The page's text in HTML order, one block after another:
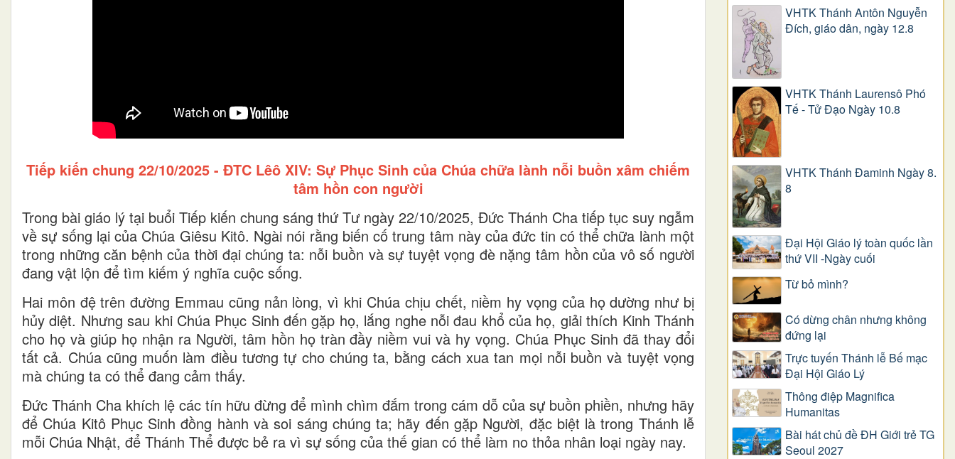
Tiếp kiến chung 22/10/2025 - ĐTC Lêô XIV: Sự Phục Sinh của Chúa chữa lành nỗi buồn xâm chiếm
tâm hồn con người
Trong bài giáo lý tại buổi Tiếp kiến chung sáng thứ Tư ngày 22/10/2025, Đức Thánh Cha tiếp tục suy ngẫm
về sự sống lại của Chúa Giêsu Kitô. Ngài nói rằng biến cố trung tâm này của đức tin có thể chữa lành một
trong những căn bệnh của thời đại chúng ta: nỗi buồn và sự tuyệt vọng đè nặng tâm hồn của vô số người
đang vật lộn để tìm kiếm ý nghĩa cuộc sống.
Hai môn đệ trên đường Emmau cũng nản lòng, vì khi Chúa chịu chết, ​​niềm hy vọng của họ dường như bị
hủy diệt. Nhưng sau khi Chúa Phục Sinh đến gặp họ, lắng nghe nỗi đau khổ của họ, giải thích Kinh Thánh
cho họ và giúp họ nhận ra Người, tâm hồn họ tràn đầy niềm vui và hy vọng. Chúa Phục Sinh đã thay đổi
tất cả. Chúa cũng muốn làm điều tương tự cho chúng ta, bằng cách xua tan mọi nỗi buồn và tuyệt vọng
mà chúng ta có thể đang cảm thấy.
Đức Thánh Cha khích lệ các tín hữu đừng để mình chìm đắm trong cám dỗ của sự buồn phiền, nhưng hãy
để Chúa Kitô Phục Sinh đồng hành và soi sáng chúng ta; hãy đến gặp Người, đặc biệt là trong Thánh lễ
mỗi Chúa Nhật, để Thánh Thể được bẻ ra vì sự sống của thế gian có thể làm no thỏa nhân loại ngày nay.
VHTK Thánh Antôn Nguyễn
Ðích, giáo dân, ngày 12.8
VHTK Thánh Laurensô Phó
Tế - Tử Đạo Ngày 10.8
VHTK Thánh Đaminh Ngày 8.
8
Đại Hội Giáo lý toàn quốc lần
thứ VII -Ngày cuối
Từ bỏ mình?
Có dừng chân nhưng không
đứng lại
Trực tuyến Thánh lễ Bế mạc
Đại Hội Giáo Lý
Thông điệp Magnifica
Humanitas
Bài hát chủ đề ĐH Giới trẻ TG
Seoul 2027